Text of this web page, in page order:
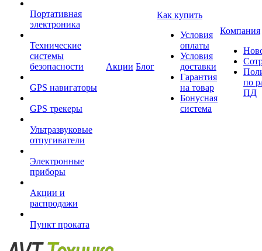
Портативная
электроника
Технические
системы
безопасности
GPS навигаторы
GPS трекеры
Ультразвуковые
отпугиватели
Электронные
приборы
Акции и
распродажи
Пункт проката
Акции Блог
Как купить
Условия
оплаты
Условия
доставки
Гарантия
на товар
Бонусная
система
Компания
по
ПД